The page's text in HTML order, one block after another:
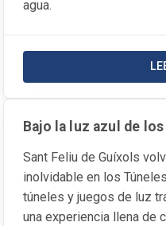
agua.
Bajo la luz azul de
Sant Feliu de Guíxols
inolvidable en los
túneles y juegos de luz
una experiencia llena de